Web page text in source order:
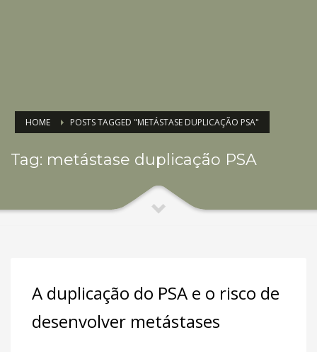
HOME POSTS TAGGED "METÁSTASE DUPLICAÇÃO PSA"
Tag: metástase duplicação PSA
A duplicação do PSA e o risco de
desenvolver metástases